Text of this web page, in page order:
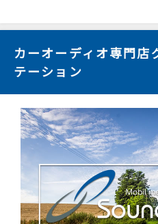
カーオーディオ専門店
テーション